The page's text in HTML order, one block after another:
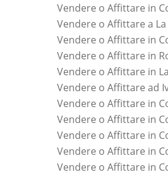
Vendere o Affittare a La
Vendere o Affittare in
Vendere o Affittare in
Vendere o Affittare ad
Vendere o Affittare in
Vendere o Affittare in
Vendere o Affittare in